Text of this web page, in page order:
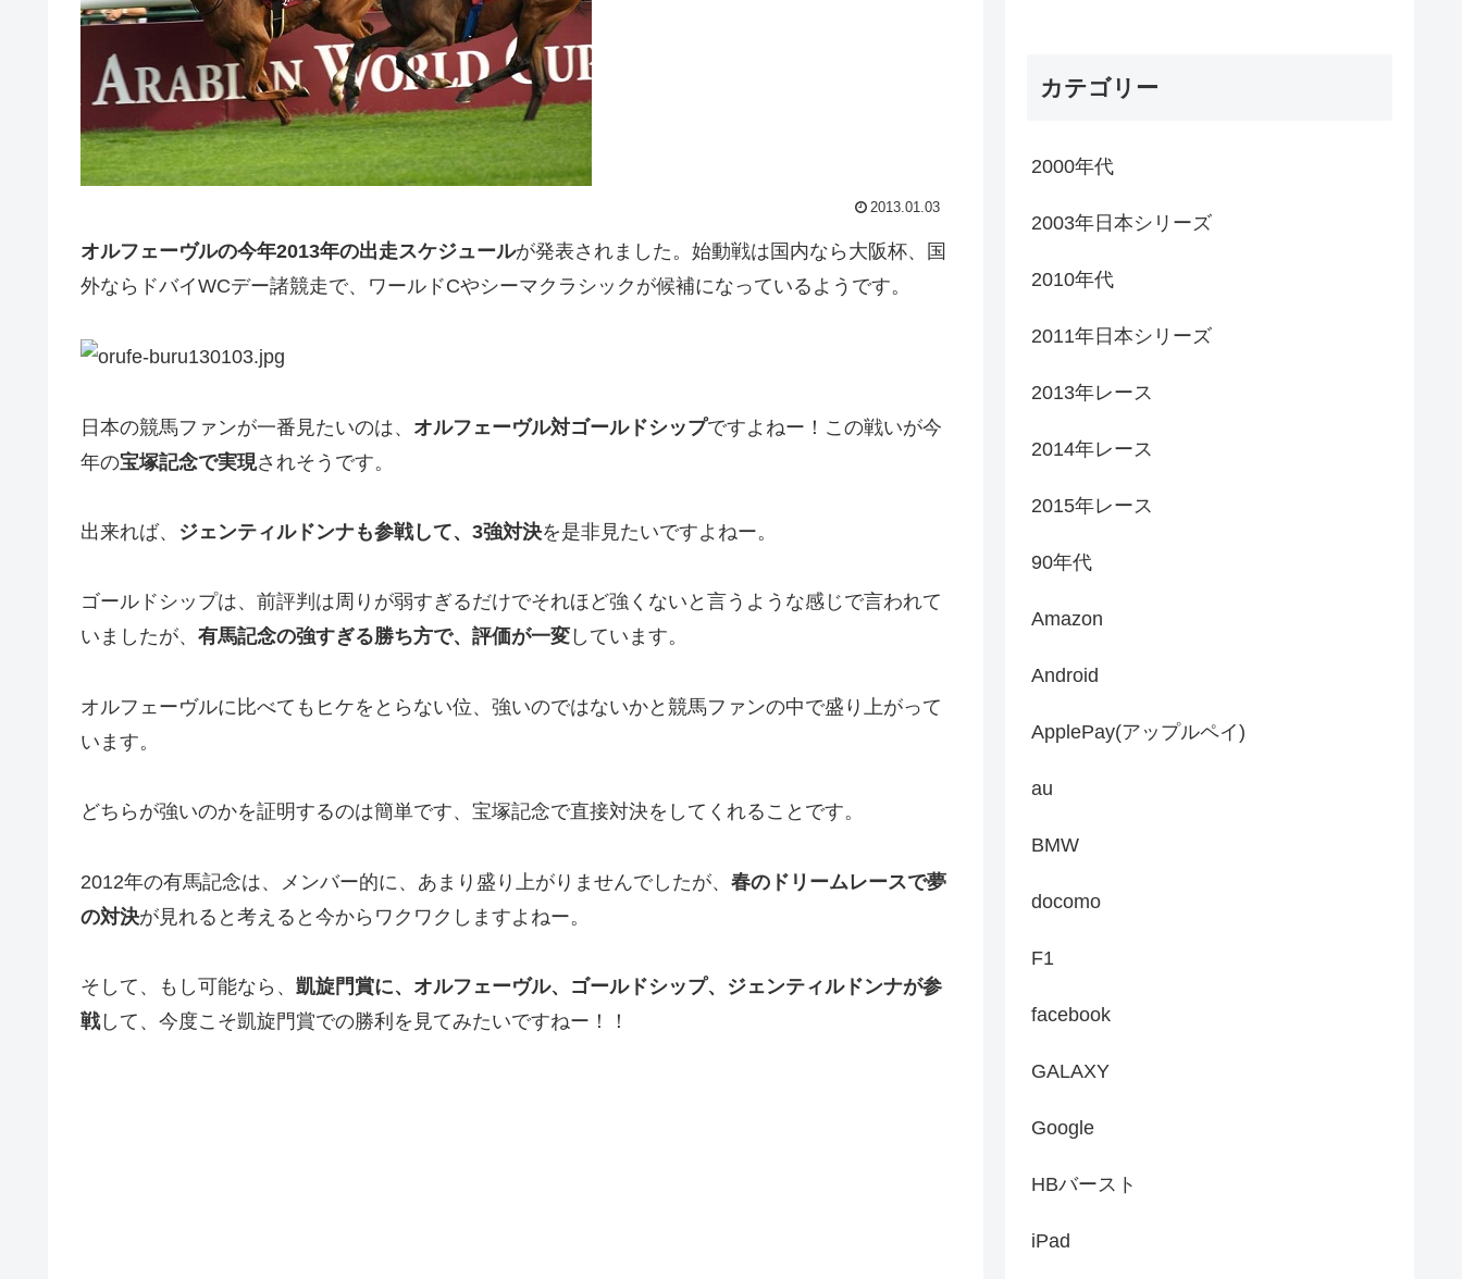
2013.01.03
オルフェーヴルの今年2013年の出走スケジュールが発表されました。始動戦は国内なら大阪杯、国
外ならドバイWCデー諸競走で、ワールドCやシーマクラシックが候補になっているようです。
日本の競馬ファンが一番見たいのは、 オルフェーヴル対ゴールドシップですよねー！この戦いが今
年の宝塚記念で実現されそうです。
出来れば、 ジェンティルドンナも参戦して、3強対決を是非見たいですよねー。
ゴールドシップは、前評判は周りが弱すぎるだけでそれほど強くないと言うような感じで言われて
いましたが、 有馬記念の強すぎる勝ち方で、評価が一変 しています。
オルフェーヴルに比べてもヒケをとらない位、強いのではないかと競馬ファンの中で盛り上がって
います。
どちらが強いのかを証明するのは簡単です、宝塚記念で直接対決をしてくれることです。
2012年の有馬記念は、メンバー的に、あまり盛り上がりませんでしたが、 春のドリームレースで夢
の対決が見れると考えると今からワクワクしますよねー。
そして、もし可能なら、 凱旋門賞に、オルフェーヴル、ゴールドシップ、ジェンティルドンナが参
戦して、今度こそ凱旋門賞での勝利を見てみたいですねー！！
カテゴリー
2000年代
2003年日本シリーズ
2010年代
2011年日本シリーズ
2013年レース
2014年レース
2015年レース
90年代
Amazon
Android
ApplePay(アップルペイ)
au
BMW
docomo
F1
facebook
GALAXY
Google
HBバースト
iPad